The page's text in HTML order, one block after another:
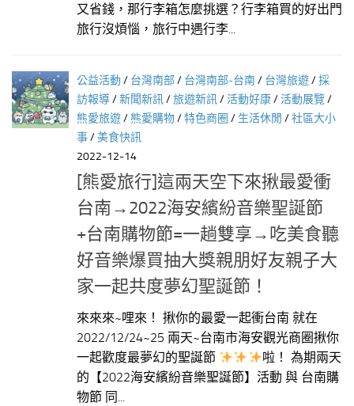
又省錢，那行李箱怎麼挑選？行李箱買的好出門
旅行沒煩惱，旅行中遇行李...
公益活動/ 台灣南部 / 台灣南部-台南/ 台灣旅遊/採
訪報導/新聞新訊/旅遊新訊/活動好康/活動展覽/
熊愛旅遊/ 熊愛購物/特色商圈 / 生活休閒 /社區大小
事/美食快訊
2022-12-14
[熊愛旅行]這兩天空下來揪最愛衝
台南→2022海安繽紛音樂聖誕節
+台南購物節=一趟雙享→吃美食聽
好音樂爆買抽大獎親朋好友親子大
家一起共度夢幻聖誕節！
來來來~哩來！ 揪你的最愛一起衝台南 就在
2022/12/24~25 兩天~台南市海安觀光商圈揪你
一起歡度最夢幻的聖誕節
啦！ 為期兩天
的【2022海安繽紛音樂聖誕節】活動 與 台南購
物節 同...